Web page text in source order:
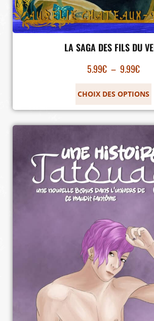
LA SAGA DES FILS DU
5.99€ – 9.99€
CHOIX DES OPTIONS